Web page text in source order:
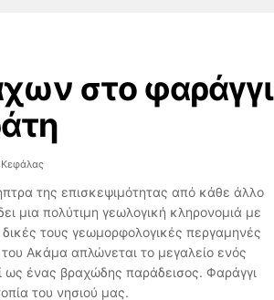
στο φαράγγι
Κεφάλας
της επισκεψιμότητας από κάθε άλλο
μια πολύτιμη γεωλογική κληρονομιά με
τους γεωμορφολογικές περγαμηνές
Ακάμα απλώνεται το μεγαλείο ενός
ως ένας βραχώδης παράδεισος. Φαράγγι
του νησιού μας.